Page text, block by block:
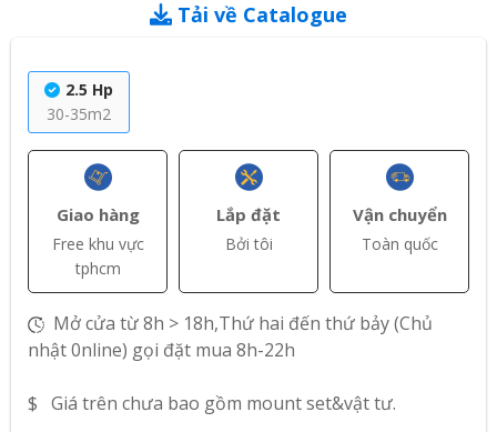
Tải về Catalogue
2.5 Hp
30-35m2
Giao hàng
Free khu vực
tphcm
Lắp đặt
Bởi tôi
Vận chuyển
Toàn quốc
Mở cửa từ 8h > 18h,Thứ hai đến thứ bảy (Chủ
nhật 0nline) gọi đặt mua 8h-22h
$ Giá trên chưa bao gồm mount set&vật tư.